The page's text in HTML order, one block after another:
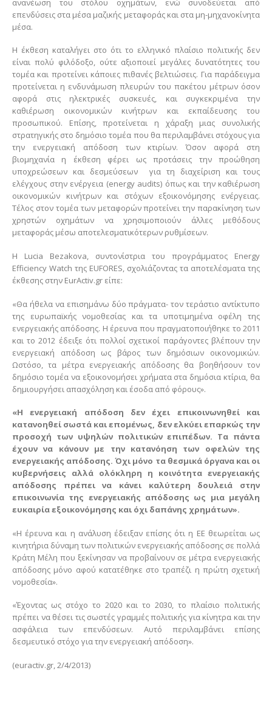
ανανέωση του στόλου οχημάτων, ενώ συνοδεύεται από
επενδύσεις στα μέσα μαζικής μεταφοράς και στα μη-μηχανοκίνητα
μέσα.
Η έκθεση καταλήγει στο ότι το ελληνικό πλαίσιο πολιτικής δεν
είναι πολύ φιλόδοξο, ούτε αξιοποιεί μεγάλες δυνατότητες του
τομέα και προτείνει κάποιες πιθανές βελτιώσεις. Για παράδειγμα
προτείνεται η ενδυνάμωση πλευρών του πακέτου μέτρων όσον
αφορά στις ηλεκτρικές συσκευές, και συγκεκριμένα την
καθιέρωση οικονομικών κινήτρων και εκπαίδευσης του
προσωπικού. Επίσης, προτείνεται η χάραξη μιας συνολικής
στρατηγικής στο δημόσιο τομέα που θα περιλαμβάνει στόχους για
την ενεργειακή απόδοση των κτιρίων. Όσον αφορά στη
βιομηχανία η έκθεση φέρει ως προτάσεις την προώθηση
υποχρεώσεων και δεσμεύσεων για τη διαχείριση και τους
ελέγχους στην ενέργεια (energy audits) όπως και την καθιέρωση
οικονομικών κινήτρων και στόχων εξοικονόμησης ενέργειας.
Τέλος στον τομέα των μεταφορών προτείνει την παρακίνηση των
χρηστών οχημάτων να χρησιμοποιούν άλλες μεθόδους
μεταφοράς μέσω αποτελεσματικότερων ρυθμίσεων.
Η Lucia Bezakova, συντονίστρια του προγράμματος Energy
Efficiency Watch της EUFORES, σχολιάζοντας τα αποτελέσματα της
έκθεσης στην EurActiv.gr είπε:
«Θα ήθελα να επισημάνω δύο πράγματα- τον τεράστιο αντίκτυπο
της ευρωπαϊκής νομοθεσίας και τα υποτιμημένα οφέλη της
ενεργειακής απόδοσης. Η έρευνα που πραγματοποιήθηκε το 2011
και το 2012 έδειξε ότι πολλοί σχετικοί παράγοντες βλέπουν την
ενεργειακή απόδοση ως βάρος των δημόσιων οικονομικών.
Ωστόσο, τα μέτρα ενεργειακής απόδοσης θα βοηθήσουν τον
δημόσιο τομέα να εξοικονομήσει χρήματα στα δημόσια κτίρια, θα
δημιουργήσει απασχόληση και έσοδα από φόρους».
«Η ενεργειακή απόδοση δεν έχει επικοινωνηθεί και
κατανοηθεί σωστά και επομένως, δεν ελκύει επαρκώς την
προσοχή των υψηλών πολιτικών επιπέδων. Τα πάντα
έχουν να κάνουν με την κατανόηση των οφελών της
ενεργειακής απόδοσης. Όχι μόνο τα θεσμικά όργανα και οι
κυβερνήσεις αλλά ολόκληρη η κοινότητα ενεργειακής
απόδοσης πρέπει να κάνει καλύτερη δουλειά στην
επικοινωνία της ενεργειακής απόδοσης ως μια μεγάλη
ευκαιρία εξοικονόμησης και όχι δαπάνης χρημάτων».
«Η έρευνα και η ανάλυση έδειξαν επίσης ότι η ΕΕ θεωρείται ως
κινητήρια δύναμη των πολιτικών ενεργειακής απόδοσης σε πολλά
Κράτη Μέλη που ξεκίνησαν να προβαίνουν σε μέτρα ενεργειακής
απόδοσης μόνο αφού κατατέθηκε στο τραπέζι η πρώτη σχετική
νομοθεσία».
«Έχοντας ως στόχο το 2020 και το 2030, το πλαίσιο πολιτικής
πρέπει να θέσει τις σωστές γραμμές πολιτικής για κίνητρα και την
ασφάλεια των επενδύσεων. Αυτό περιλαμβάνει επίσης
δεσμευτικό στόχο για την ενεργειακή απόδοση».
(euractiv.gr, 2/4/2013)